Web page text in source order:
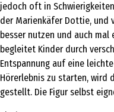
jedoch oft in
der Marienkäfer Dottie, und
besser nutzen und auch mal
begleitet Kinder durch
Entspannung auf eine
Hörerlebnis zu starten, wird
gestellt. Die Figur selbst